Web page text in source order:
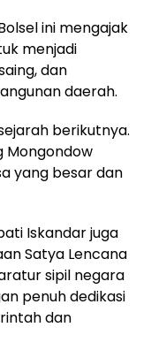
ini mengajak
menjadi
dan
daerah.
berikutnya.
Mongondow
yang besar dan
Iskandar juga
Satya Lencana
sipil negara
penuh dedikasi
dan